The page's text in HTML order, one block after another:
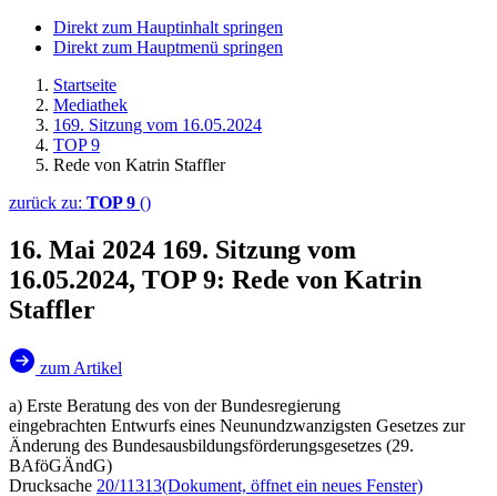
Direkt zum Hauptinhalt springen
Direkt zum Hauptmenü springen
Startseite
Mediathek
169. Sitzung vom 16.05.2024
TOP 9
Rede von Katrin Staffler
zurück zu: TOP 9 ()
16. Mai 2024 169. Sitzung vom
16.05.2024, TOP 9: Rede von Katrin
Staffler
zum Artikel
a) Erste Beratung des von der Bundesregierung
eingebrachten Entwurfs eines Neunundzwanzigsten Gesetzes zur
Änderung des Bundesausbildungsförderungsgesetzes (29.
BAföGÄndG)
Drucksache 20/11313(Dokument, öffnet ein neues Fenster)